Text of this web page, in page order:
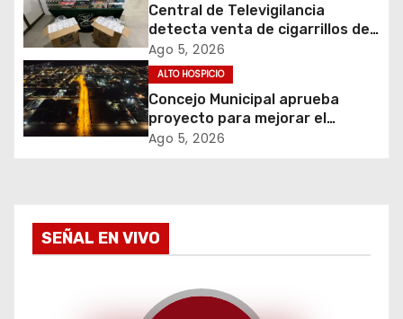
n
d
e
e
r
Central de Televigilancia
detecta venta de cigarrillos de
contrabando y permite
incautación de más de 3 mil
cajetillas
Ago 5, 2026
ALTO HOSPICIO
Concejo Municipal aprueba
proyecto para mejorar el
alumbrado público del sector El
Ago 5, 2026
SEÑAL EN VIVO